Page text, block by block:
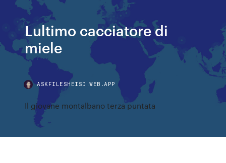
Lultimo cacciatore di
miele
ASKFILESHEISD.WEB.APP
Il giovane montalbano terza puntata